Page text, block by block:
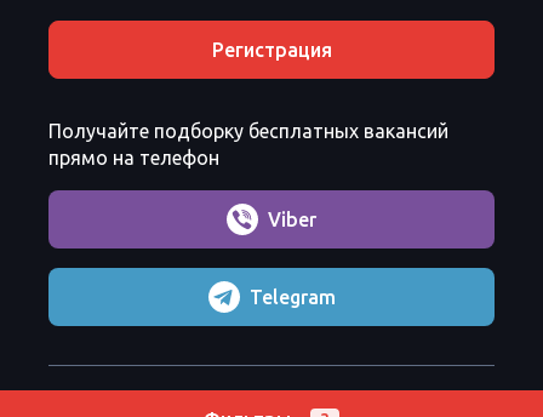
Регистрация
Получайте подборку бесплатных вакансий
прямо на телефон
Viber
Telegram